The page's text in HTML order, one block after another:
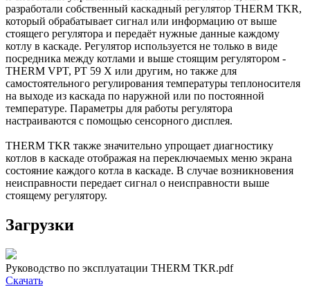
разработали собственный каскадный регулятор THERM TKR,
который обрабатывает сигнал или информацию от выше
стоящего регулятора и передаёт нужные данные каждому
котлу в каскаде. Регулятор используется не только в виде
посредника между котлами и выше стоящим регулятором -
THERM VPT, PT 59 X или другим, но также для
самостоятельного регулирования температуры теплоносителя
на выходе из каскада по наружной или по постоянной
температуре. Параметры для работы регулятора
настраиваются с помощью сенсорного дисплея.
THERM TKR также значительно упрощает диагностику
котлов в каскаде отображая на переключаемых меню экрана
состояние каждого котла в каскаде. В случае возникновения
неисправности передает сигнал о неисправности выше
стоящему регулятору.
Загрузки
Руководство по эксплуатации THERM TKR.pdf
Скачать